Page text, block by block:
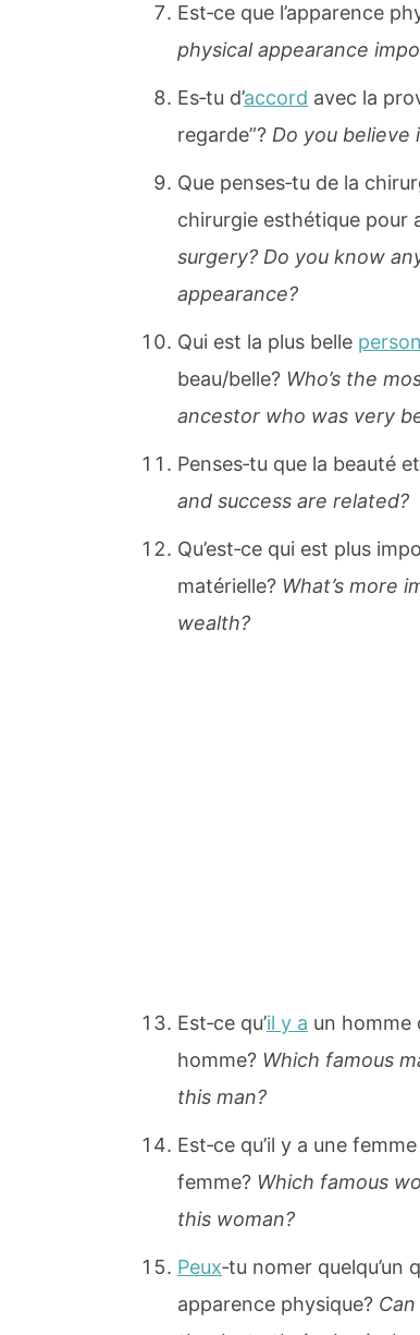
Est‐ce que l’apparence
physical appearance
Es‐tu d’accord avec la
regarde”? Do you believe
Que penses‐tu de la
chirurgie esthétique pour
surgery? Do you know
appearance?
Qui est la plus belle
beau/belle? Who’s the
ancestor who was very
Penses‐tu que la beauté
and success are related?
Qu’est‐ce qui est plus
matérielle? What’s more
wealth?
Est‐ce qu’il y a un homme
homme? Which famous
this man?
Est‐ce qu’il y a une
femme? Which famous
this woman?
Peux‐tu nomer
apparence physique?